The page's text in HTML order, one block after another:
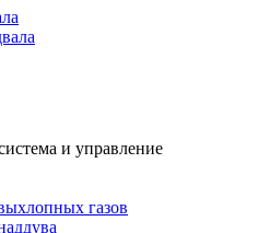
и управление
газов